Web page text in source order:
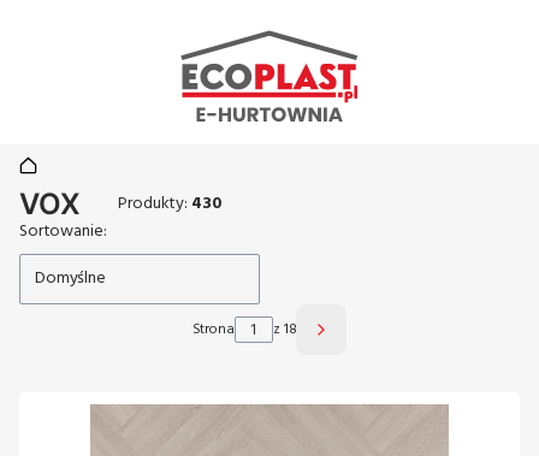
VOX Produkty: 430
Lista produktów
Sortowanie:
Domyślne
Strona z 18 Następne produkty